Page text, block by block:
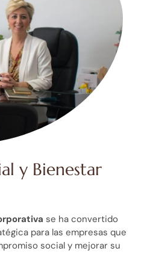
y Bienestar
se ha convertido
para las empresas que
social y mejorar su